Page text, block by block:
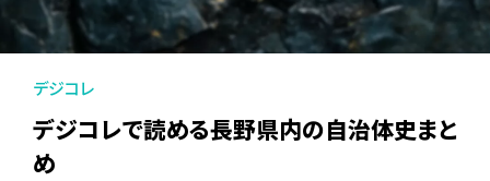
デジコレ
デジコレで読める長野県内の自治体史まと
め